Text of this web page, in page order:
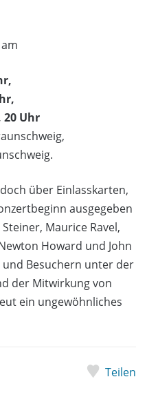
20 Uhr
über Einlasskarten,
ausgegeben
Maurice Ravel,
Howard und John
Besuchern unter der
der Mitwirkung von
ein ungewöhnliches
Teilen